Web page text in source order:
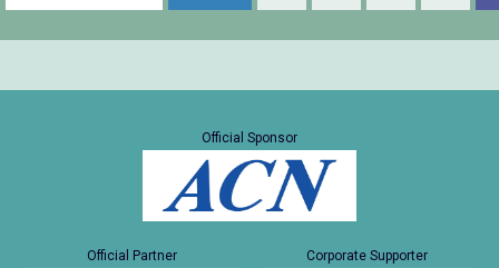
Official Sponsor
Official Partner Corporate Supporter